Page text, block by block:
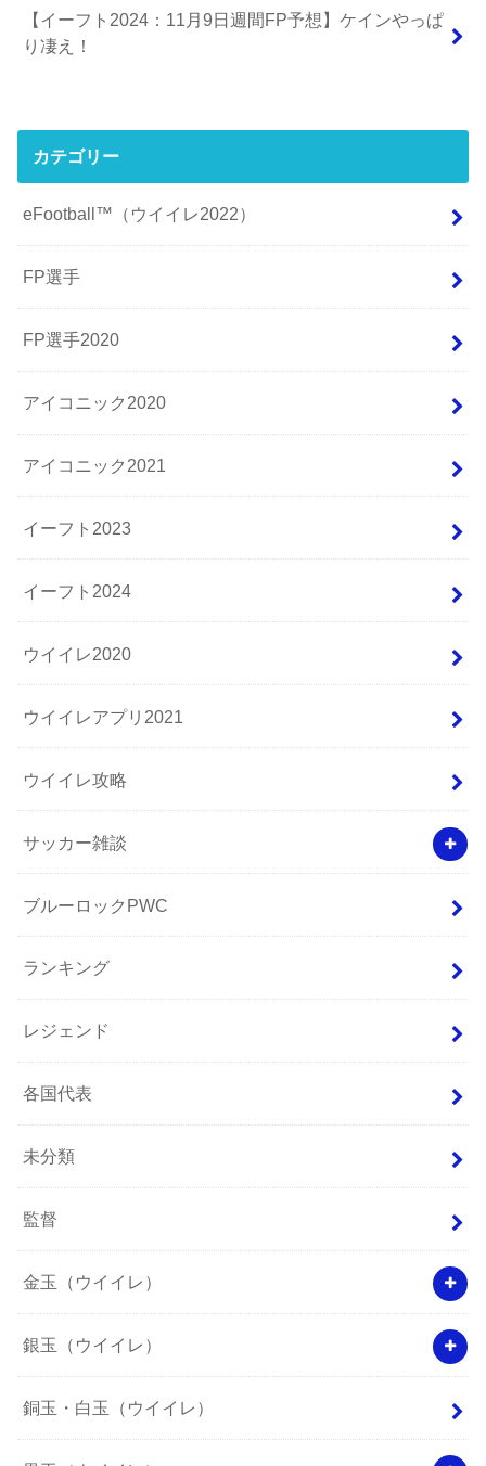
【イーフト2024：11月9日週間FP予想】ケインやっぱ
り凄え！
カテゴリー
eFootball™（ウイイレ2022）
FP選手
FP選手2020
アイコニック2020
アイコニック2021
イーフト2023
イーフト2024
ウイイレ2020
ウイイレアプリ2021
ウイイレ攻略
サッカー雑談
ブルーロックPWC
ランキング
レジェンド
各国代表
未分類
監督
金玉（ウイイレ）
銀玉（ウイイレ）
銅玉・白玉（ウイイレ）